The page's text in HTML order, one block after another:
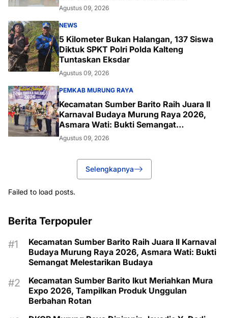
Agustus 09, 2026
NEWS
5 Kilometer Bukan Halangan, 137 Siswa
Diktuk SPKT Polri Polda Kalteng
Tuntaskan Eksdar
Agustus 09, 2026
PEMKAB MURUNG RAYA
Kecamatan Sumber Barito Raih Juara II
Karnaval Budaya Murung Raya 2026,
Asmara Wati: Bukti Semangat
Melestarikan Budaya
Agustus 09, 2026
Selengkapnya
Failed to load posts.
Berita Terpopuler
Kecamatan Sumber Barito Raih Juara II Karnaval
Budaya Murung Raya 2026, Asmara Wati: Bukti
Semangat Melestarikan Budaya
Kecamatan Sumber Barito Ikut Meriahkan Mura
Expo 2026, Tampilkan Produk Unggulan
Berbahan Rotan